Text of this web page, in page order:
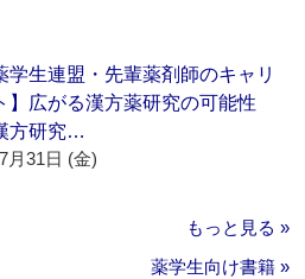
学生連盟・先輩薬剤師のキャリ
】広がる漢方薬研究の可能性
方研究…
月31日 (金)
もっと見る »
薬学生向け書籍 »